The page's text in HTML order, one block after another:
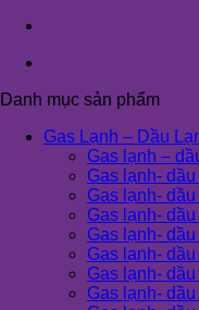
Danh mục sản phẩm
Gas Lạnh – Dầu
Gas lạnh –
Gas lạnh-
Gas lạnh-
Gas lạnh-
Gas lạnh-
Gas lạnh- dầu
Gas lạnh-
Gas lạnh-